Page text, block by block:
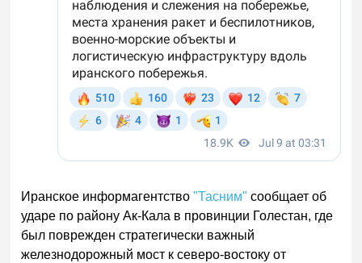
Иранское информагентство "Тасним" сообщает об
ударе по району Ак-Кала в провинции Голестан, где
был поврежден стратегически важный
железнодорожный мост к северо-востоку от